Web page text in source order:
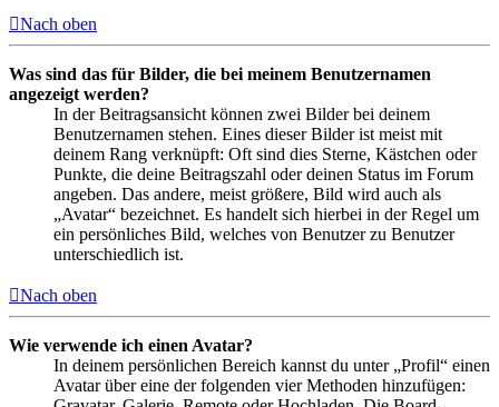
Nach oben
Was sind das für Bilder, die bei meinem Benutzernamen
angezeigt werden?
In der Beitragsansicht können zwei Bilder bei deinem
Benutzernamen stehen. Eines dieser Bilder ist meist mit
deinem Rang verknüpft: Oft sind dies Sterne, Kästchen oder
Punkte, die deine Beitragszahl oder deinen Status im Forum
angeben. Das andere, meist größere, Bild wird auch als
„Avatar“ bezeichnet. Es handelt sich hierbei in der Regel um
ein persönliches Bild, welches von Benutzer zu Benutzer
unterschiedlich ist.
Nach oben
Wie verwende ich einen Avatar?
In deinem persönlichen Bereich kannst du unter „Profil“ einen
Avatar über eine der folgenden vier Methoden hinzufügen: